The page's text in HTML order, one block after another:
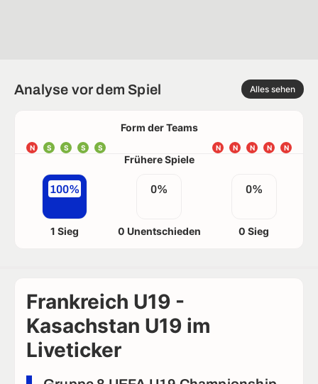
Analyse vor dem Spiel Alles sehen
Form der Teams
N S S S S N
N
N
N
N
Frühere Spiele
100%
1 Sieg
0%
0 Unentschieden
0%
0 Sieg
Frankreich U19 -
Kasachstan U19 im
Liveticker